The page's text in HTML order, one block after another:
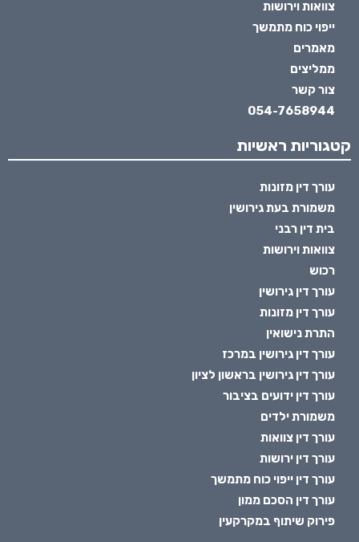
צוואות וירושות
ייפוי כוח מתמשך
מאמרים
ממליצים
צור קשר
054-7658944
קטגוריות ראשיות
עורך דין מזונות
משמורת בעת גירושין
בית דין רבני
צוואות וירושות
רכוש
עורך דין גירושין
עורך דין מזונות
התרת נישואין
עורך דין גירושין במרכז
עורך דין גירושין בראשון לציון
עורך דין ידועים בציבור
משמורת ילדים
עורך דין צוואות
עורך דין ירושות
עורך דין ייפוי כוח מתמשך
עורך דין הסכם ממון
פירוק שיתוף במקרקעין